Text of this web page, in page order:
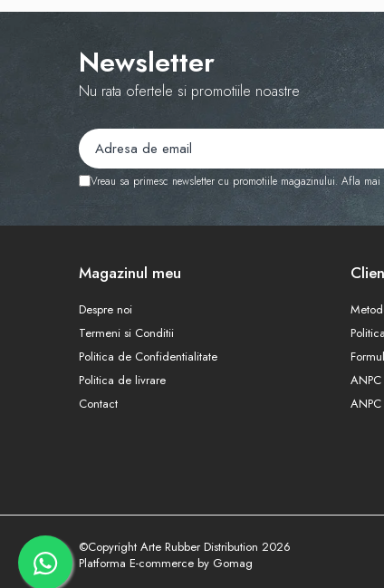
Promotii
Newsletter
Nu rata ofertele si promotiile noastre
Vreau sa primesc newsletter cu promotiile magazinului. Afla mai
Magazinul meu
Despre noi
Termeni si Conditii
Politica de Confidentialitate
Politica de livrare
Contact
ANPC
©Copyright Arte Rubber Distribution 2026
Platforma E-commerce by Gomag